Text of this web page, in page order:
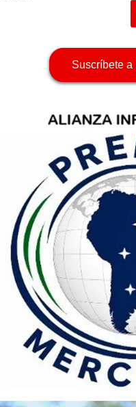
Suscríbete a